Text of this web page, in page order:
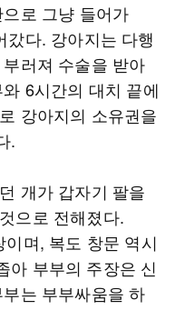
로 그냥 들어가
갔다. 강아지는 다행
러져 수술을 받아
6시간의 대치 끝에
강아지의 소유권을
.
개가 갑자기 팔을
으로 전해졌다.
며, 복도 창문 역시
아 부부의 주장은 신
는 부부싸움을 하